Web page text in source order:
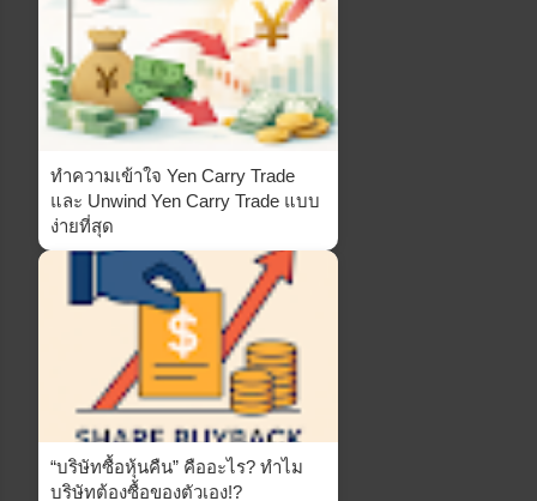
ทำความเข้าใจ Yen Carry Trade
และ Unwind Yen Carry Trade แบบ
ง่ายที่สุด
“บริษัทซื้อหุ้นคืน” คืออะไร? ทำไม
บริษัทต้องซื้อของตัวเอง!?